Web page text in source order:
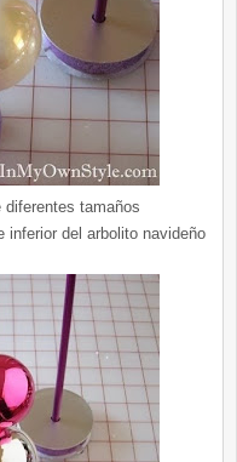
tamaños
inferior del arbolito navideño